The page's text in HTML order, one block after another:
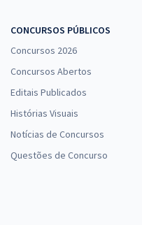
CONCURSOS PÚBLICOS
Concursos 2026
Concursos Abertos
Editais Publicados
Histórias Visuais
Notícias de Concursos
Questões de Concurso